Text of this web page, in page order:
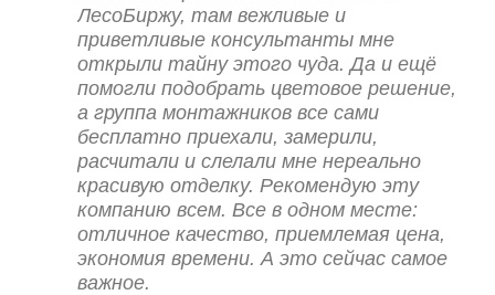
ЛесоБиржу, там вежливые и
приветливые консультанты мне
открыли тайну этого чуда. Да и ещё
помогли подобрать цветовое решение,
а группа монтажников все сами
бесплатно приехали, замерили,
расчитали и слелали мне нереально
красивую отделку. Рекомендую эту
компанию всем. Все в одном месте:
отличное качество, приемлемая цена,
экономия времени. А это сейчас самое
важное.